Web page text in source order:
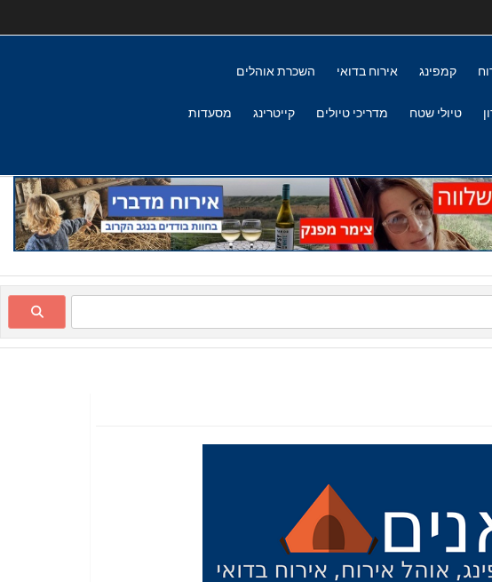
קמפינג אירוח בדואי השכרת אוהלים
טיולי שטח מדריכי טיולים קייטרינג מסעדות